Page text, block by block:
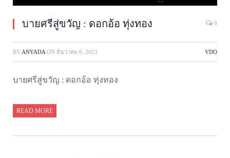
บายศรีสู่ขวัญ : ดอกอ้อ ทุ่งทอง 0
BY ANYADA ON ธันวาคม 6, 2023 VDO
บายศรีสู่ขวัญ : ดอกอ้อ ทุ่งทอง
READ MORE